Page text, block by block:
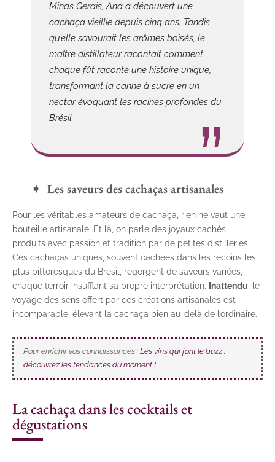
Minas Gerais, Ana a découvert une
cachaça vieillie depuis cinq ans. Tandis
qu’elle savourait les arômes boisés, le
maître distillateur racontait comment
chaque fût raconte une histoire unique,
transformant la canne à sucre en un
nectar évoquant les racines profondes du
Brésil.
Les saveurs des cachaças artisanales
Pour les véritables amateurs de cachaça, rien ne vaut une
bouteille artisanale. Et là, on parle des joyaux cachés,
produits avec passion et tradition par de petites distilleries.
Ces cachaças uniques, souvent cachées dans les recoins les
plus pittoresques du Brésil, regorgent de saveurs variées,
chaque terroir insufflant sa propre interprétation. Inattendu, le
voyage des sens offert par ces créations artisanales est
incomparable, élevant la cachaça bien au-delà de l’ordinaire.
Pour enrichir vos connaissances : Les vins qui font le buzz :
découvrez les tendances du moment !
La cachaça dans les cocktails et
dégustations